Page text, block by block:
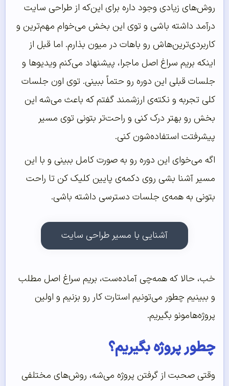
روش‌های زیادی وجود داره برای این‌که از طراحی سایت
درآمد داشته باشی و توی این بخش می‌خوام مهم‌ترین و
کاربردی‌ترین‌هاش رو باهات در میون بذارم. اما قبل از
اینکه بریم سراغ اصل ماجرا، پیشنهاد می‌کنم ویدیوها و
جلسات قبلی این دوره رو حتماً ببینی. توی اون جلسات
کلی تجربه و نکته‌ی ارزشمند گفتم که باعث می‌شه این
بخش رو بهتر درک کنی و راحت‌تر بتونی توی مسیر
پیشرفتت استفاده‌شون کنی.
اگه می‌خوای این دوره رو به صورت کامل ببینی و با این
مسیر آشنا بشی روی دکمه‌ی پایین کلیک کن تا راحت
بتونی به همه‌ی جلسات دسترسی داشته باشی.
آشنایی با مسیر طراحی سایت
خب، حالا که همه‌چی آماده‌ست، بریم سراغ اصل مطلب
و ببینیم چطور می‌تونیم استارت کار رو بزنیم و اولین
پروژه‌هامونو بگیریم.
چطور پروژه بگیریم؟
وقتی صحبت از گرفتن پروژه می‌شه، روش‌های مختلفی